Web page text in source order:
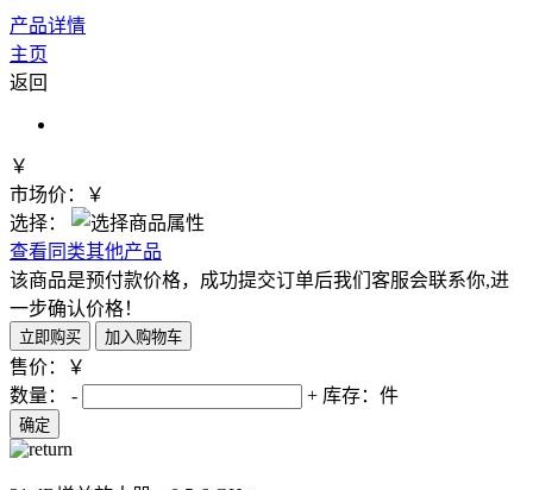
产品详情
主页
返回
￥
市场价：￥
选择：
查看同类其他产品
该商品是预付款价格，成功提交订单后我们客服会联系你,进
一步确认价格！
售价：￥
数量：
- + 库存： 件